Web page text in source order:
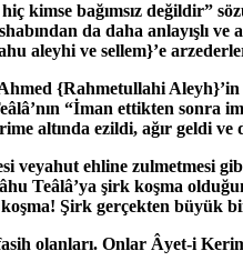
kimse bağımsız
da daha anlayışlı
aleyhi ve sellem}’e
{Rahmetullahi Aleyh}’in
“İman ettikten sonra
altında ezildi, ağır geldi
veyahut ehline zulmetmesi
Teâlâ’ya şirk koşma
koşma! Şirk gerçekten büyük
olanları. Onlar Âyet-i